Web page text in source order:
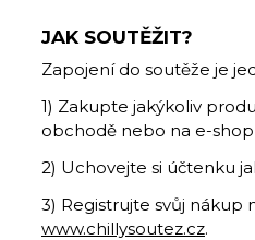
JAK SOUTĚŽIT?
Zapojení do soutěže je
1) Zakupte jakýkoliv
obchodě nebo na e-
2) Uchovejte si účtenku
3) Registrujte svůj nákup
www.chillysoutez.cz.